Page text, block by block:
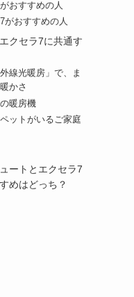
おすすめの人
がおすすめの人
クセラ7に共通す
線光暖房」で、ま
かさ
暖房機
ットがいるご家庭
ートとエクセラ7
めはどっち？